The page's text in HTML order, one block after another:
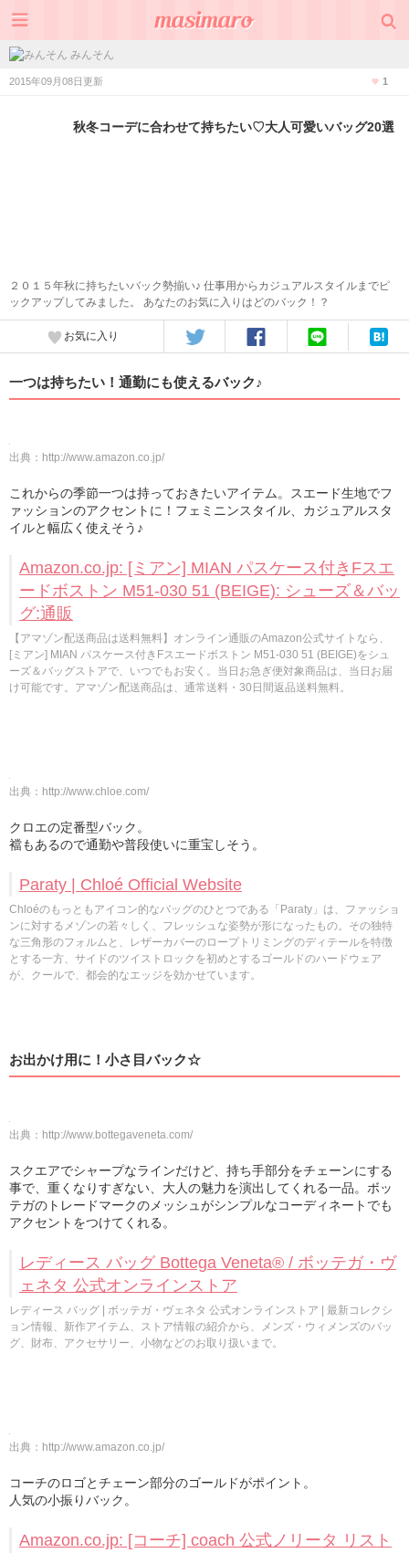
みんそん
2015年09月08日更新 1
秋冬コーデに合わせて持ちたい♡大人可愛いバッグ20選
２０１５年秋に持ちたいバック勢揃い♪ 仕事用からカジュアルスタイルまでピ
ックアップしてみました。 あなたのお気に入りはどのバック！？
お気に入り
一つは持ちたい！通勤にも使えるバック♪
出典： http://www.amazon.co.jp/
これからの季節一つは持っておきたいアイテム。スエード生地でフ
ァッションのアクセントに！フェミニンスタイル、カジュアルスタ
イルと幅広く使えそう♪
Amazon.co.jp: [ミアン] MIAN パスケース付きFスエ
ードボストン M51-030 51 (BEIGE): シューズ＆バッ
グ:通販
【アマゾン配送商品は送料無料】オンライン通販のAmazon公式サイトなら、
[ミアン] MIAN パスケース付きFスエードボストン M51-030 51 (BEIGE)をシュ
ーズ＆バッグストアで、いつでもお安く。当日お急ぎ便対象商品は、当日お届
け可能です。アマゾン配送商品は、通常送料・30日間返品送料無料。
出典： http://www.chloe.com/
クロエの定番型バック。
襠もあるので通勤や普段使いに重宝しそう。
Paraty | Chloé Official Website
Chloéのもっともアイコン的なバッグのひとつである「Paraty」は、ファッショ
ンに対するメゾンの若々しく、フレッシュな姿勢が形になったもの。その独特
な三角形のフォルムと、レザーカバーのロープトリミングのディテールを特徴
とする一方、サイドのツイストロックを初めとするゴールドのハードウェア
が、クールで、都会的なエッジを効かせています。
お出かけ用に！小さ目バック☆
出典： http://www.bottegaveneta.com/
スクエアでシャープなラインだけど、持ち手部分をチェーンにする
事で、重くなりすぎない、大人の魅力を演出してくれる一品。ボッ
テガのトレードマークのメッシュがシンプルなコーディネートでも
アクセントをつけてくれる。
レディース バッグ Bottega Veneta® / ボッテガ・ヴ
ェネタ 公式オンラインストア
レディース バッグ | ボッテガ・ヴェネタ 公式オンラインストア | 最新コレクシ
ョン情報、新作アイテム、ストア情報の紹介から、メンズ・ウィメンズのバッ
グ、財布、アクセサリー、小物などのお取り扱いまで。
出典： http://www.amazon.co.jp/
コーチのロゴとチェーン部分のゴールドがポイント。
人気の小振りバック。
Amazon.co.jp: [コーチ] coach 公式ノリータ リスト